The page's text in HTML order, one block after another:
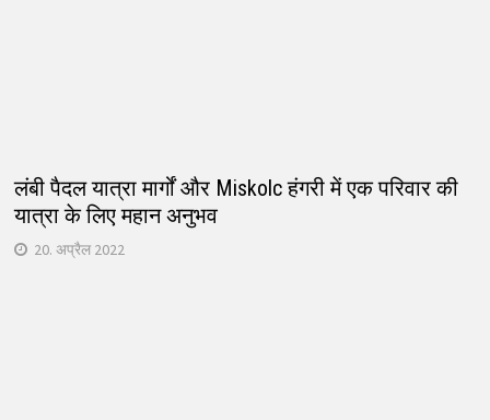
लंबी पैदल यात्रा मार्गों और Miskolc हंगरी में एक परिवार की
यात्रा के लिए महान अनुभव
20. अप्रैल 2022